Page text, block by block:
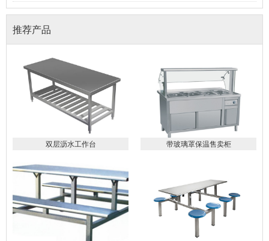
推荐产品
双层沥水工作台 带玻璃罩保温售卖柜